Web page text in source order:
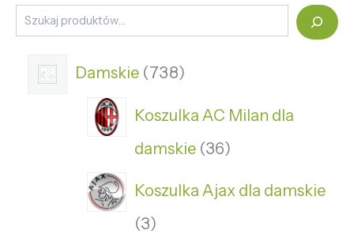
Damskie 738
Koszulka AC Milan dla
damskie 36
Koszulka Ajax dla damskie
3